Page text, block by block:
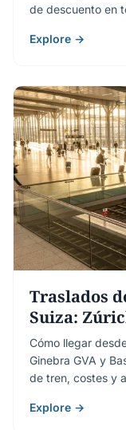
de descuento en
Explore →
Traslados
Suiza:
Cómo llegar
Ginebra GVA y
de tren, costes y
Explore →